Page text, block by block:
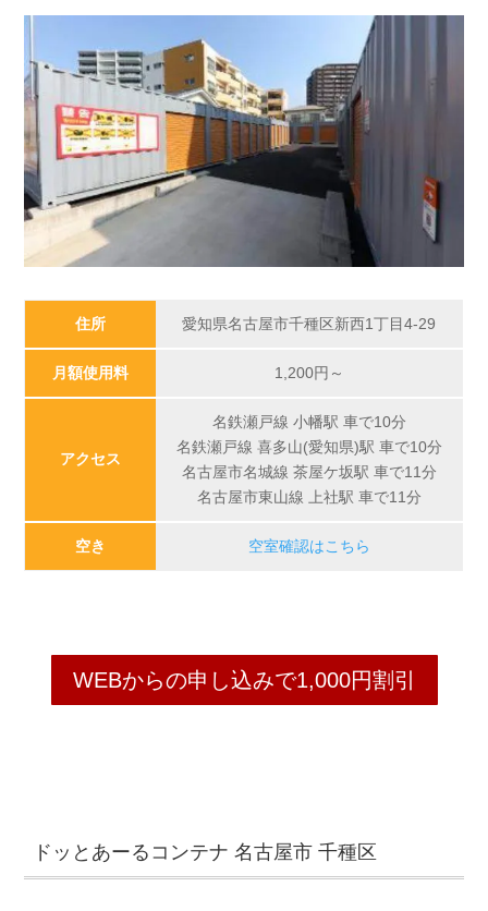
住所 愛知県名古屋市千種区新西1丁目4-29
月額使用料 1,200円～
アクセス
名鉄瀬戸線 小幡駅 車で10分
名鉄瀬戸線 喜多山(愛知県)駅 車で10分
名古屋市名城線 茶屋ケ坂駅 車で11分
名古屋市東山線 上社駅 車で11分
空き 空室確認はこちら
WEBからの申し込みで1,000円割引
ドッとあーるコンテナ 名古屋市 千種区